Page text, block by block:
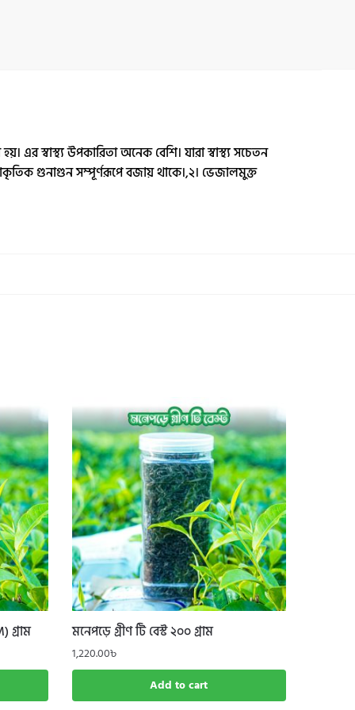
এর স্বাস্থ্য উপকারিতা অনেক বেশি। যারা স্বাস্থ্য সচেতন
গুনাগুন সম্পূর্ণরূপে বজায় থাকে।,২। ভেজালমুক্ত
গ্রাম মনেপড়ে গ্রীণ টি বেস্ট ২০০ গ্রাম
1,220.00৳
Add to cart